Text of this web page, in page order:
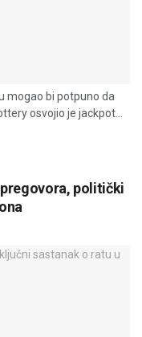
mogao bi potpuno da
osvojio je jackpot...
politički